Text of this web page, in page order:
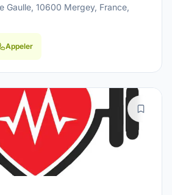
Gaulle, 10600 Mergey, France,
Appeler